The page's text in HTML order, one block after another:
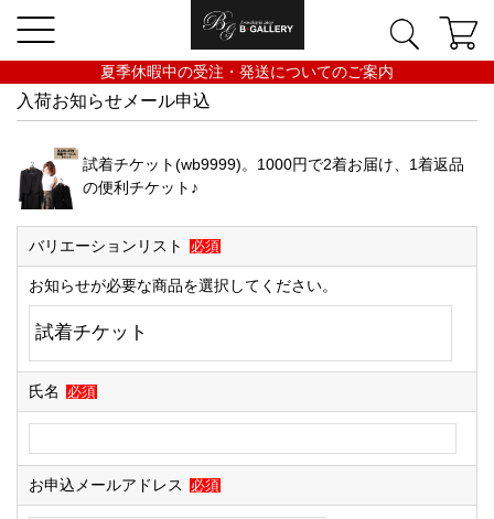
夏季休暇中の受注・発送についてのご案内
入荷お知らせメール申込
試着チケット(wb9999)。1000円で2着お届け、1着返品
の便利チケット♪
バリエーションリスト 必須
お知らせが必要な商品を選択してください。
氏名 必須
お申込メールアドレス 必須